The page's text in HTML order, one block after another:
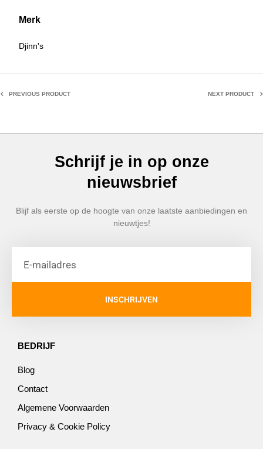
Merk
Djinn's
PREVIOUS PRODUCT NEXT PRODUCT
Schrijf je in op onze
nieuwsbrief
Blijf als eerste op de hoogte van onze laatste aanbiedingen en
nieuwtjes!
INSCHRIJVEN
BEDRIJF
Blog
Contact
Algemene Voorwaarden
Privacy & Cookie Policy